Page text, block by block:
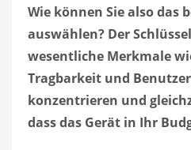
Wie können Sie also das
auswählen? Der
wesentliche Merkmale
Tragbarkeit und
konzentrieren und
dass das Gerät in Ihr